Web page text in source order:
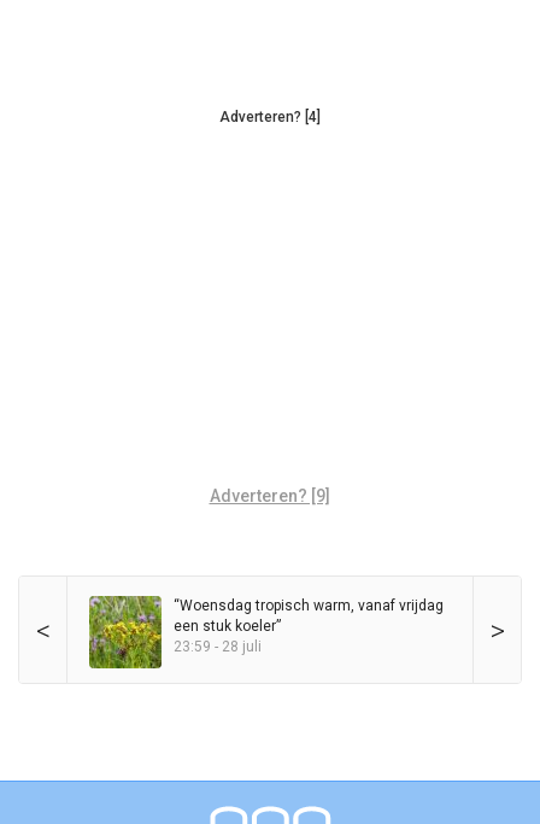
Adverteren? [4]
Adverteren? [9]
< >
“Woensdag tropisch warm, vanaf vrijdag
een stuk koeler”
23:59 - 28 juli